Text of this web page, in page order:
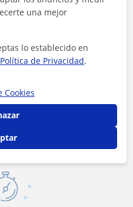
de las clases de
una mejor
lo establecido en
Política de Privacidad.
Cookies